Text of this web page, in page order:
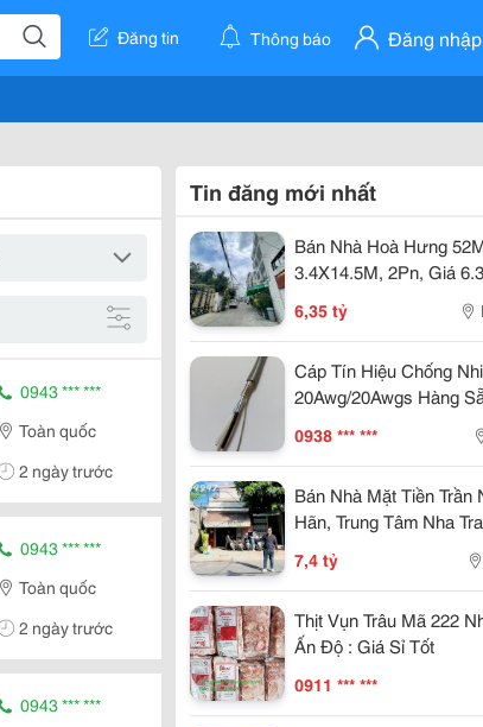
Đăng tin Thông báo Đăng
0943 *** ***
Toàn quốc
2 ngày trước
0943 *** ***
Toàn quốc
2 ngày trước
0943 *** ***
Tin đăng mới nhất
Bán Nhà Hoà Hưng
3.4X14.5M, 2Pn, Giá
6,35 tỷ
Cáp Tín Hiệu Chống
20Awg/20Awgs Hàng
0938 *** ***
Bán Nhà Mặt Tiền Trần
Hãn, Trung Tâm Nha
Kinh Doanh Đẹp, Giá 7,4
7,4 tỷ
Thịt Vụn Trâu Mã 222
Ấn Độ : Giá Sỉ Tốt
0911 *** ***